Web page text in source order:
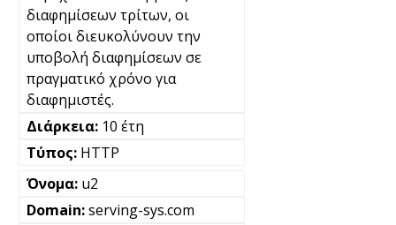
διαφημίσεων τρίτων, οι
οποίοι διευκολύνουν την
υποβολή διαφημίσεων σε
πραγματικό χρόνο για
διαφημιστές.
10 έτη
HTTP
u2
serving-sys.com